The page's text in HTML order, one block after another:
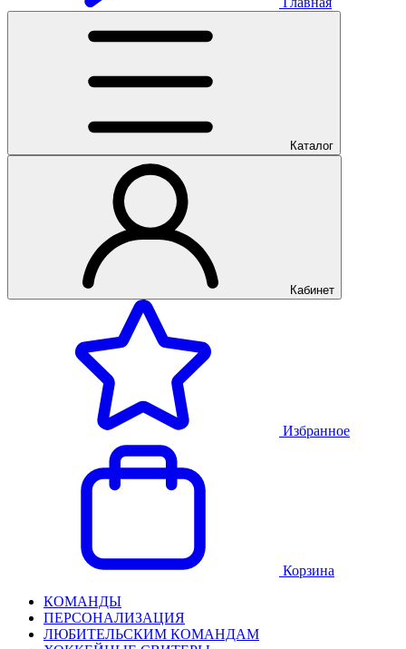
Каталог
Кабинет
Избранное
Корзина
КОМАНДЫ
ПЕРСОНАЛИЗАЦИЯ
ЛЮБИТЕЛЬСКИМ КОМАНДАМ